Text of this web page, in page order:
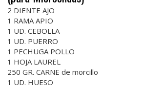
2 DIENTE AJO
1 RAMA APIO
1 UD. CEBOLLA
1 UD. PUERRO
1 PECHUGA POLLO
1 HOJA LAUREL
250 GR. CARNE de morcillo
1 UD. HUESO